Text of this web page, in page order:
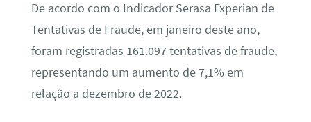
De acordo com o Indicador Serasa Experian de
Tentativas de Fraude, em janeiro deste ano,
foram registradas 161.097 tentativas de fraude,
representando um aumento de 7,1% em
relação a dezembro de 2022.